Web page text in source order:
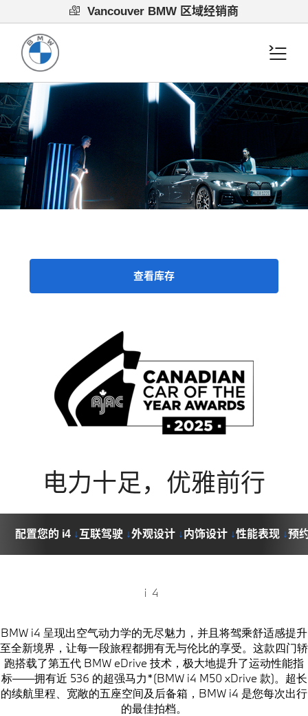
Vancouver BMW 区域经销商
查看库存
电力十足，优雅前行
配置您的 i4 ↓互联驾驶 ↓外观设计 ↓内饰设计 ↓性能表现 ↓预
i4
BMW i4 呈现出空气动力学的无尽魅力，并且将驾乘舒适感提升
至全新境界，让每一段旅程都拥有无与伦比的享受。这款四门轿
跑搭载了第五代 BMW eDrive 技术，极大地提升了运动性能指
标——拥有近 536 的超强马力*(BMW i4 M50 xDrive 款)。超长
的续航里程、宽敞的五座空间及后备箱，BMW i4 是您每次出行
的最佳拍档。